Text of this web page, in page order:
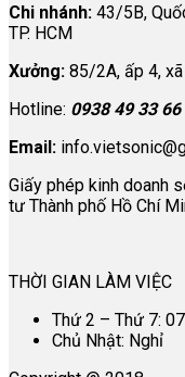
Chi nhánh: 43/5B,
TP. HCM
Xưởng: 85/2A, ấp 4,
Hotline: 0938 49 33
Email:
Giấy phép kinh doanh
tư Thành phố Hồ Chí
THỜI GIAN LÀM VIỆC
Thứ 2 – Thứ 7:
Chủ Nhật: Nghỉ